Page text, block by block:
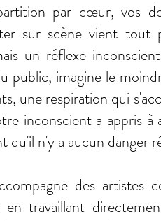
par cœur, vos
sur scène vient
un réflexe
public, imagine le
une respiration qui
inconscient a appris à
qu'il n'y a aucun danger
des artistes
travaillant